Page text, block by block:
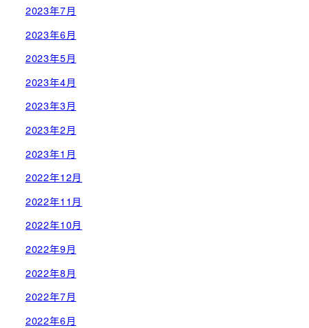
2023年7月
2023年6月
2023年5月
2023年4月
2023年3月
2023年2月
2023年1月
2022年12月
2022年11月
2022年10月
2022年9月
2022年8月
2022年7月
2022年6月